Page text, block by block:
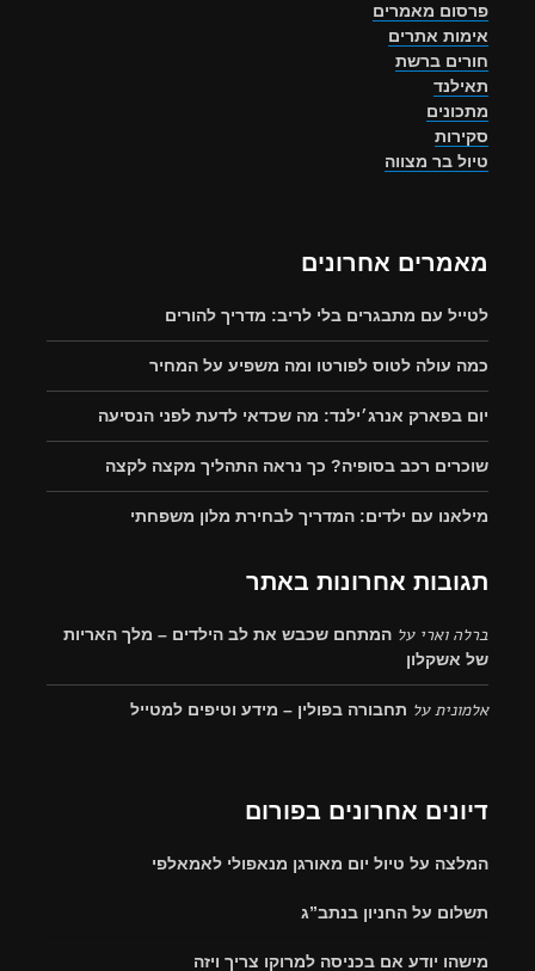
פרסום מאמרים
אימות אתרים
חורים ברשת
תאילנד
מתכונים
סקירות
טיול בר מצווה
מאמרים אחרונים
לטייל עם מתבגרים בלי לריב: מדריך להורים
כמה עולה לטוס לפורטו ומה משפיע על המחיר
יום בפארק אנרג׳ילנד: מה שכדאי לדעת לפני הנסיעה
שוכרים רכב בסופיה? כך נראה התהליך מקצה לקצה
מילאנו עם ילדים: המדריך לבחירת מלון משפחתי
תגובות אחרונות באתר
ברלה וארי על המתחם שכבש את לב הילדים – מלך האריות
של אשקלון
אלמוניתעל תחבורה בפולין – מידע וטיפים למטייל
דיונים אחרונים בפורום
המלצה על טיול יום מאורגן מנאפולי לאמאלפי
תשלום על החניון בנתב”ג
מישהו יודע אם בכניסה למרוקו צריך ויזה